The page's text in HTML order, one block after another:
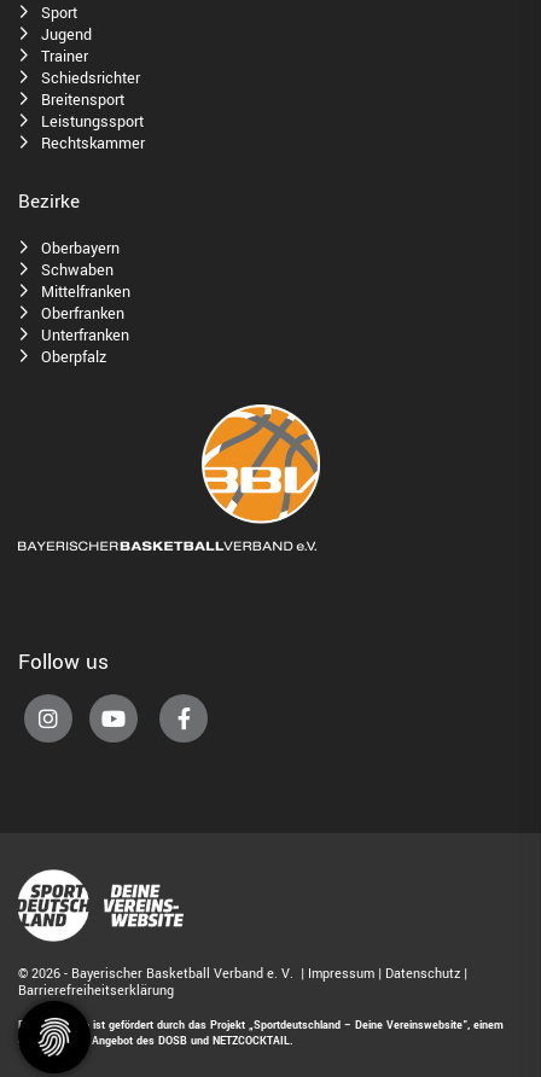
Sport
Jugend
Trainer
Schiedsrichter
Breitensport
Leistungssport
Rechtskammer
Bezirke
Oberbayern
Schwaben
Mittelfranken
Oberfranken
Unterfranken
Oberpfalz
Follow us
© 2026 - Bayerischer Basketball Verband e. V. | Impressum | Datenschutz |
Barrierefreiheitserklärung
Diese Website ist gefördert durch das Projekt „Sportdeutschland – Deine Vereinswebsite”, einem
gemeinsamen Angebot des DOSB und NETZCOCKTAIL.